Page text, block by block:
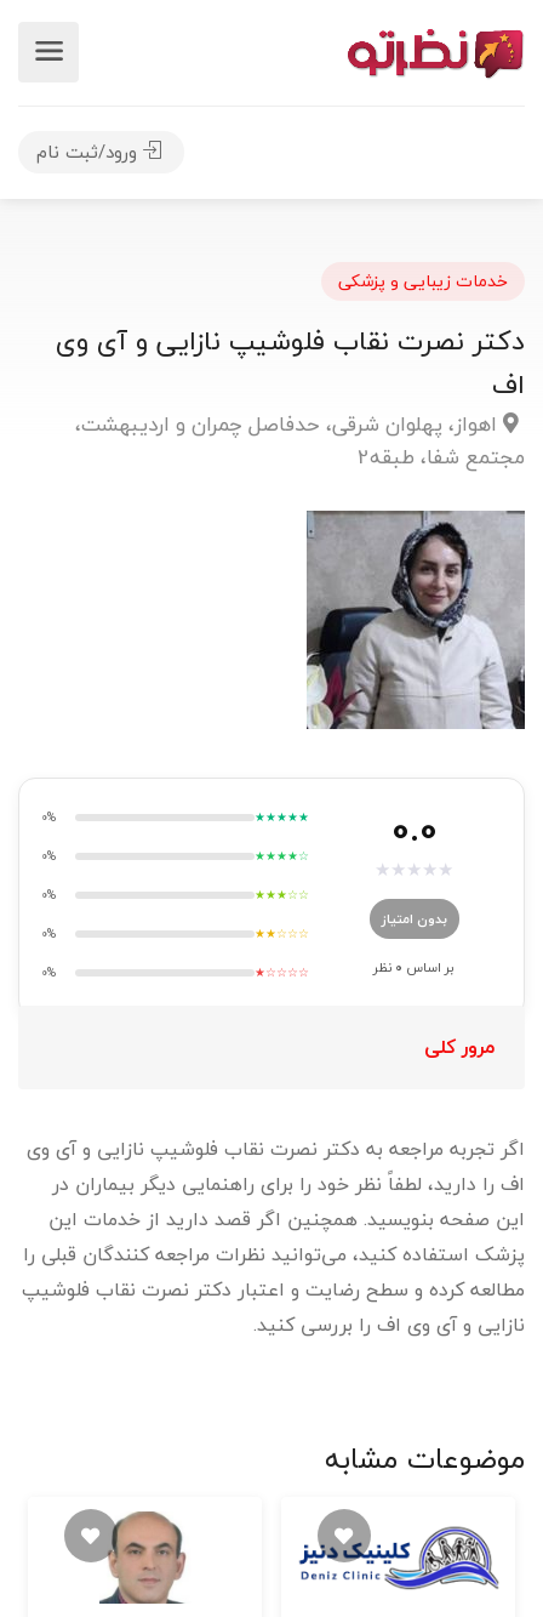
ورود/ثبت نام
خدمات زیبایی و پزشکی
دکتر نصرت نقاب فلوشیپ نازایی و آی وی
اف
اهواز، پهلوان شرقی، حدفاصل چمران و اردیبهشت،
مجتمع شفا، طبقه2
0.0
★
★
★
★
★
بدون امتیاز
بر اساس 0 نظر
★★★★★
0%
★★★★☆
0%
★★★☆☆
0%
★★☆☆☆
0%
★☆☆☆☆
0%
مرور کلی
اگر تجربه مراجعه به دکتر نصرت نقاب فلوشیپ نازایی و آی وی
اف را دارید، لطفاً نظر خود را برای راهنمایی دیگر بیماران در
این صفحه بنویسید. همچنین اگر قصد دارید از خدمات این
پزشک استفاده کنید، می‌توانید نظرات مراجعه کنندگان قبلی را
مطالعه کرده و سطح رضایت و اعتبار دکتر نصرت نقاب فلوشیپ
نازایی و آی وی اف را بررسی کنید.
موضوعات مشابه